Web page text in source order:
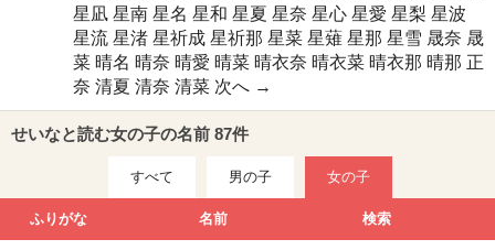
星凪 星南 星名 星和 星夏 星奈 星心 星愛 星梨 星波
星流 星渚 星祈成 星祈那 星菜 星薙 星那 星雪 晟奈 晟
菜 晴名 晴奈 晴愛 晴菜 晴衣奈 晴衣菜 晴衣那 晴那 正
奈 清夏 清奈 清菜 次へ →
せいなと読む女の子の名前 87件
すべて 男の子 女の子
ふりがな 名前 検索